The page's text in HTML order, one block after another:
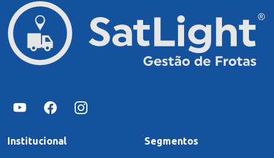
Institucional Segmentos